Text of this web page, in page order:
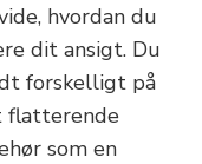
hvordan du
dit ansigt. Du
forskelligt på
flatterende
som en